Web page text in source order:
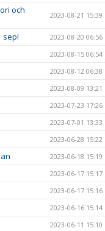
och
2023-08-21 15:39
sep! 2023-08-20 06:56
2023-08-15 06:54
2023-08-12 06:38
2023-08-09 13:21
2023-07-23 17:26
2023-07-01 13:33
2023-06-28 15:22
2023-06-18 15:19
2023-06-17 15:17
2023-06-17 15:16
2023-06-16 15:14
2023-06-11 15:10